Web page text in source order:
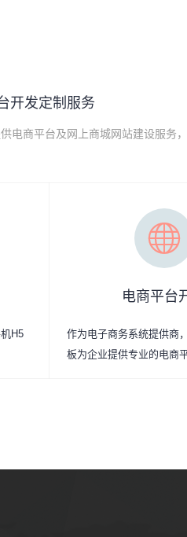
开发定制服务
电商平台及网上商城网站建设服务
H5
电商平台
作为电子商务系统提供商
板为企业提供专业的电商